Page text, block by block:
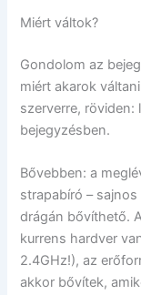
Miért váltok?
Gondolom az
miért akarok
szerverre, röviden:
bejegyzésben.
Bővebben: a
strapabíró –
drágán bővíthető.
kurrens hardver
2.4GHz!), az
akkor bővítek,